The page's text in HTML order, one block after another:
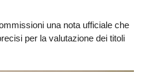
una nota ufficiale che
per la valutazione dei titoli